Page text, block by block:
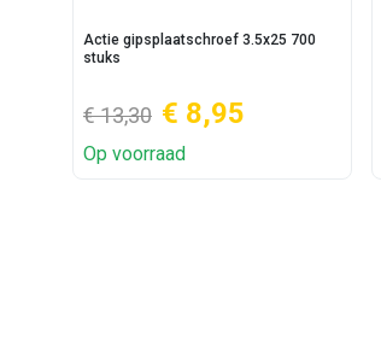
Actie gipsplaatschroef 3.5x25 700
stuks
€ 13,30 € 8,95
Op voorraad